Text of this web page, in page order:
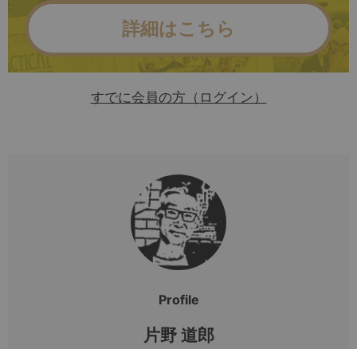
詳細はこちら
すでに会員の方（ログイン）
Profile
片野 道郎